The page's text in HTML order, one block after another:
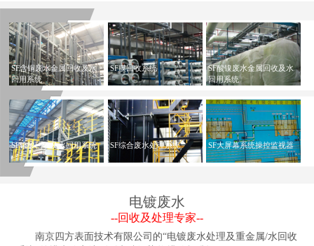
SF含铜废水金属回收及水
回用系统
SF膜回收系统
SF酸镍废水金属回收及水
回用系统
SF铬酸回收及水回用系统 SF综合废水处理系统 SF大屏幕系统操控监视器
电镀废水
--回收及处理专家--
南京四方表面技术有限公司的“电镀废水处理及重金属/水回收